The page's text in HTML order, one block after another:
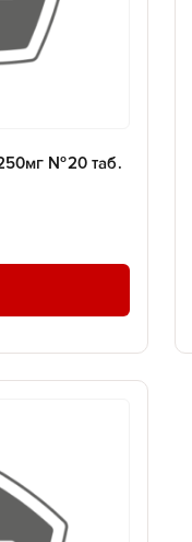
№20 таб.